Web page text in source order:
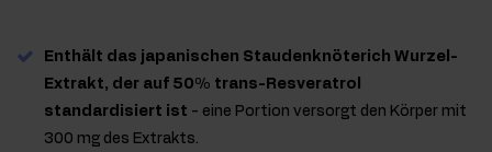
Enthält das japanischen Staudenknöterich Wurzel-
Extrakt, der auf 50% trans-Resveratrol
standardisiert ist - eine Portion versorgt den Körper mit
300 mg des Extrakts.